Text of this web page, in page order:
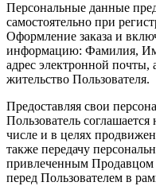
Персональные данные
самостоятельно при
Оформление заказа и
информацию: Фамилия,
адрес электронной почты,
жительство Пользователя.
Предоставляя свои
Пользователь
числе и в целях
также передачу
привлеченным Продавцом
перед Пользователем в